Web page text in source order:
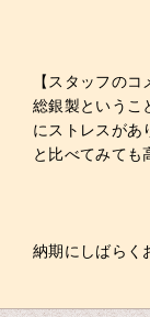
【スタッフのコ
総銀製というこ
にストレスがあ
と比べてみても
納期にしばらく